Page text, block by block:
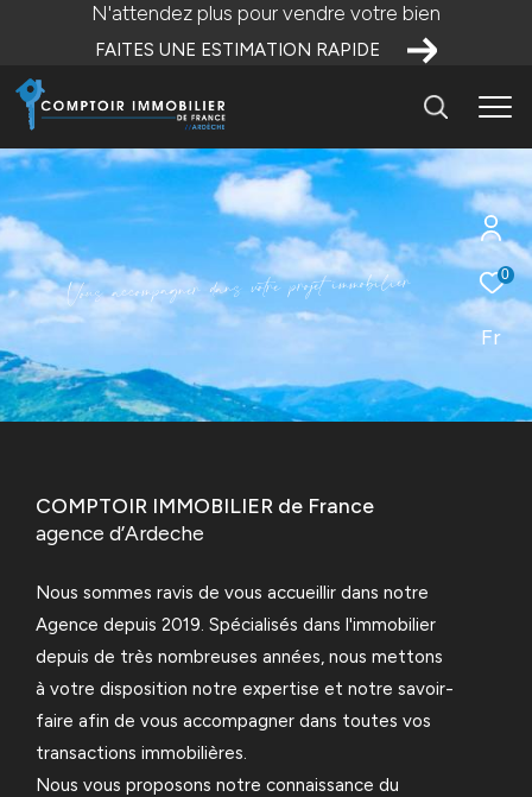
N'attendez plus pour vendre votre bien
FAITES UNE ESTIMATION RAPIDE
0
Fr
Vous accompagner dans votre projet immobilier
COMPTOIR IMMOBILIER de France
agence d’Ardeche
Nous sommes ravis de vous accueillir dans notre
Agence depuis 2019. Spécialisés dans l'immobilier
depuis de très nombreuses années, nous mettons
à votre disposition notre expertise et notre savoir-
faire afin de vous accompagner dans toutes vos
transactions immobilières.
Nous vous proposons notre connaissance du